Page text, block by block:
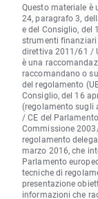
Questo materiale è
24, paragrafo 3,
e del Consiglio, del
strumenti
direttiva 2011/61 /
è una
raccomandano o
del regolamento
Consiglio, del 16
(regolamento sugli
/ CE del
Commissione
regolamento
marzo 2016, che
Parlamento
tecniche di
presentazione
informazioni che